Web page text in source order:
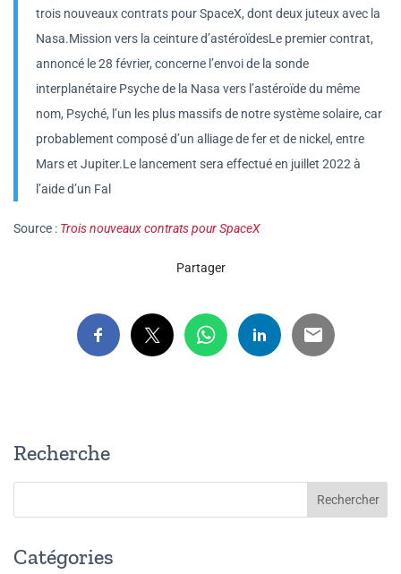
trois nouveaux contrats pour SpaceX, dont deux juteux avec la
Nasa.Mission vers la ceinture d’astéroïdesLe premier contrat,
annoncé le 28 février, concerne l’envoi de la sonde
interplanétaire Psyche de la Nasa vers l’astéroïde du même
nom, Psyché, l’un les plus massifs de notre système solaire, car
probablement composé d’un alliage de fer et de nickel, entre
Mars et Jupiter.Le lancement sera effectué en juillet 2022 à
l’aide d’un Fal
Source : Trois nouveaux contrats pour SpaceX
Partager
Recherche
Catégories